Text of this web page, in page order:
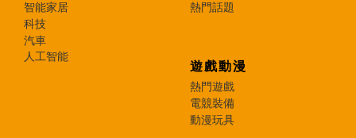
智能家居
科技
汽車
人工智能
熱門話題
遊戲動漫
熱門遊戲
電競裝備
動漫玩具